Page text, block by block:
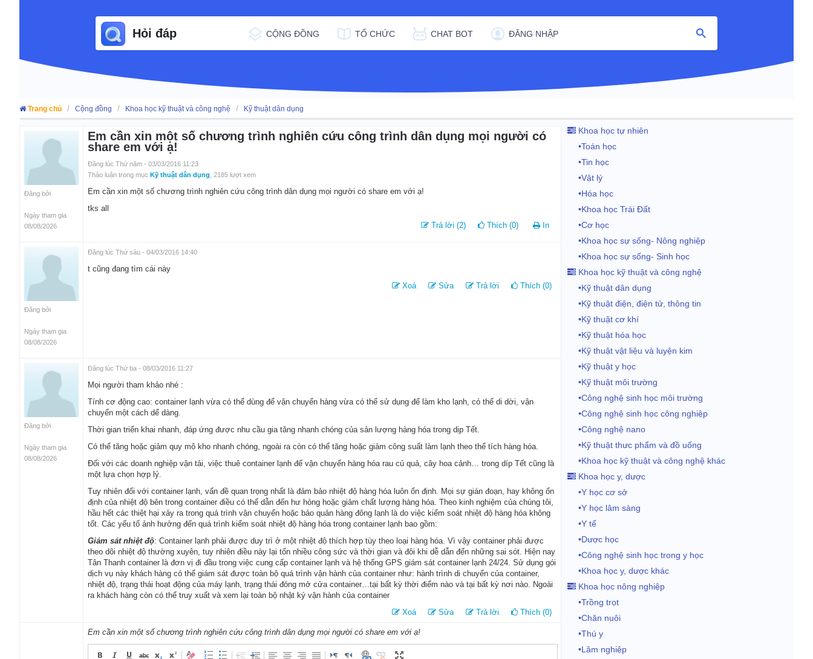
Hỏi đáp CỘNG ĐỒNG TỔ CHỨC CHAT BOT ĐĂNG NHẬP
Trang chủ Cộng đồng Khoa học kỹ thuật và công nghệ Kỹ thuật dân dụng
Đăng bởi
Ngày tham gia
08/08/2026
Em cần xin một số chương trình nghiên cứu công trình dân dụng mọi người có
share em với ạ!
Đăng lúc Thứ năm - 03/03/2016 11:23
Thảo luận trong mục Kỹ thuật dân dụng , 2185 lượt xem
Em cần xin một số chương trình nghiên cứu công trình dân dụng mọi người có share em với ạ!
tks all
Trả lời (2)
Thích (0) In
Đăng bởi
Ngày tham gia
08/08/2026
Đăng lúc Thứ sáu - 04/03/2016 14:40
t cũng đang tìm cái này
Xoá
Sửa Trả lời Thích (0)
Đăng bởi
Ngày tham gia
08/08/2026
Đăng lúc Thứ ba - 08/03/2016 11:27
Mọi người tham khảo nhé :
Tính cơ động cao: container lạnh vừa có thể dùng để vận chuyển hàng vừa có thể sử dụng để làm kho lạnh, có thể di dời, vận
chuyển một cách dể dàng.
Thời gian triển khai nhanh, đáp ứng được nhu cầu gia tăng nhanh chóng của sản lượng hàng hóa trong dịp Tết.
Có thể tăng hoặc giảm quy mô kho nhanh chóng, ngoài ra còn có thể tăng hoặc giảm công suất làm lạnh theo thể tích hàng hóa.
Đối với các doanh nghiệp vận tải, việc thuê container lạnh để vận chuyển hàng hóa rau củ quả, cây hoa cảnh… trong díp Tết cũng là
một lựa chọn hợp lý.
Tuy nhiên đối với container lạnh, vấn đề quan trọng nhất là đảm bảo nhiệt độ hàng hóa luôn ổn định. Mọi sự gián đoạn, hay không ổn
định của nhiệt độ bên trong container điều có thể dẫn đến hư hỏng hoặc giảm chất lượng hàng hóa. Theo kinh nghiệm của chúng tôi,
hầu hết các thiệt hại xảy ra trong quá trình vận chuyển hoặc bảo quản hàng đông lạnh là do việc kiểm soát nhiệt độ hàng hóa không
tốt. Các yếu tố ảnh hưởng đến quá trình kiểm soát nhiệt độ hàng hóa trong container lạnh bao gồm:
Giám sát nhiệt độ: Container lạnh phải được duy trì ở một nhiệt độ thích hợp tùy theo loại hàng hóa. Vì vậy container phải được
theo dõi nhiệt độ thường xuyên, tuy nhiên điều này lại tốn nhiều công sức và thời gian và đôi khi dễ dẫn đến những sai sót. Hiện nay
Tân Thanh container là đơn vị đi đầu trong việc cung cấp container lạnh và hệ thống GPS giám sát container lạnh 24/24. Sử dụng gói
dịch vụ này khách hàng có thể giám sát được toàn bộ quá trình vận hành của container như: hành trình di chuyển của container,
nhiệt độ, trạng thái hoạt động của máy lạnh, trạng thái đóng mở cửa container…tại bất kỳ thời điểm nào và tại bất kỳ nơi nào. Ngoài
ra khách hàng còn có thể truy xuất và xem lại toàn bộ nhật ký vận hành của container
Xoá
Sửa Trả lời Thích (0)
Em cần xin một số chương trình nghiên cứu công trình dân dụng mọi người có share em với ạ!
Khoa học tự nhiên
•Toán học
•Tin học
•Vật lý
•Hóa học
•Khoa học Trái Đất
•Cơ học
•Khoa học sự sống- Nông nghiệp
•Khoa học sự sống- Sinh học
Khoa học kỹ thuật và công nghệ
•Kỹ thuật dân dụng
•Kỹ thuật điện, điện tử, thông tin
•Kỹ thuật cơ khí
•Kỹ thuật hóa học
•Kỹ thuật vật liệu và luyện kim
•Kỹ thuật y học
•Kỹ thuật môi trường
•Công nghệ sinh học môi trường
•Công nghệ sinh học công nghiệp
•Công nghệ nano
•Kỹ thuật thưc phẩm và đồ uống
•Khoa học kỹ thuật và công nghệ khác
Khoa học y, dược
•Y học cơ sở
•Y học lâm sàng
•Y tế
•Dược học
•Công nghệ sinh học trong y học
•Khoa học y, dược khác
Khoa học nông nghiệp
•Trồng trọt
•Chăn nuôi
•Thú y
•Lâm nghiệp